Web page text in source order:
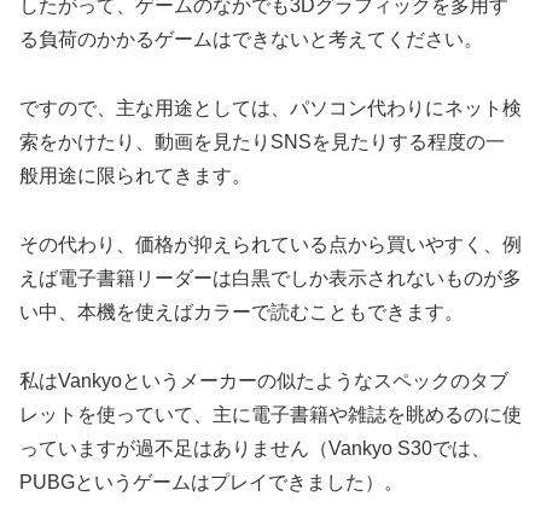
したがって、ゲームのなかでも3Dグラフィックを多用す
る負荷のかかるゲームはできないと考えてください。
ですので、主な用途としては、パソコン代わりにネット検
索をかけたり、動画を見たりSNSを見たりする程度の一
般用途に限られてきます。
その代わり、価格が抑えられている点から買いやすく、例
えば電子書籍リーダーは白黒でしか表示されないものが多
い中、本機を使えばカラーで読むこともできます。
私はVankyoというメーカーの似たようなスペックのタブ
レットを使っていて、主に電子書籍や雑誌を眺めるのに使
っていますが過不足はありません（Vankyo S30では、
PUBGというゲームはプレイできました）。